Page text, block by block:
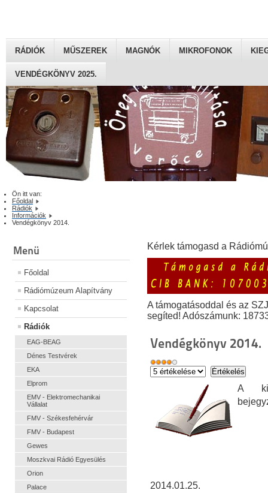
RÁDIÓK MŰSZEREK MAGNÓK MIKROFONOK
VENDÉGKÖNYV 2025.
Ön itt van:
Főoldal
Rádiók
Információk
Vendégkönyv 2014.
Menü
Főoldal
Rádiómúzeum Alapítvány
Kapcsolat
Rádiók
EAG-BEAG
Dénes Testvérek
EKA
Elprom
EMV - Elektromechanikai
Vállalat
FMV - Székesfehérvár
FMV - Budapest
Gewes
Moszkvai Rádió Egyesülés
Orion
Palace
Kérlek támogasd a
A támogatásoddal és az
segíted! Adószámunk:
Vendégkönyv 2014.
A
2014.01.25.